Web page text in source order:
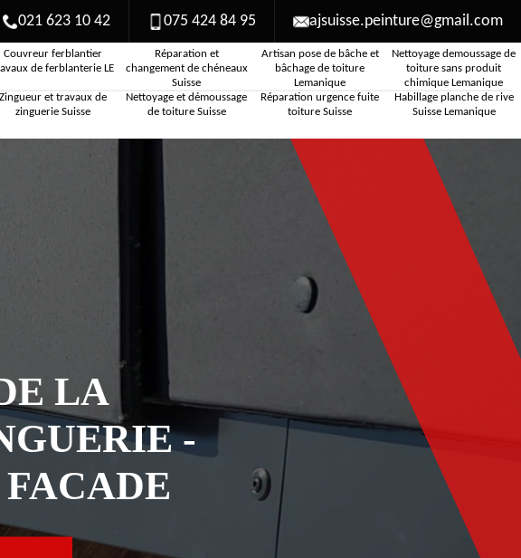
021 623 10 42 075 424 84 95 ajsuisse.peinture@gmail.com
Couvreur ferblantier
de ferblanterie LE
Réparation et
changement de chéneaux
Suisse
Artisan pose de bâche et
bâchage de toiture
Lemanique
Nettoyage demoussage de
toiture sans produit
chimique Lemanique
Zingueur et travaux de
zinguerie Suisse
Nettoyage et démoussage
de toiture Suisse
Réparation urgence fuite
toiture Suisse
Habillage planche de rive
Suisse Lemanique
LA
-